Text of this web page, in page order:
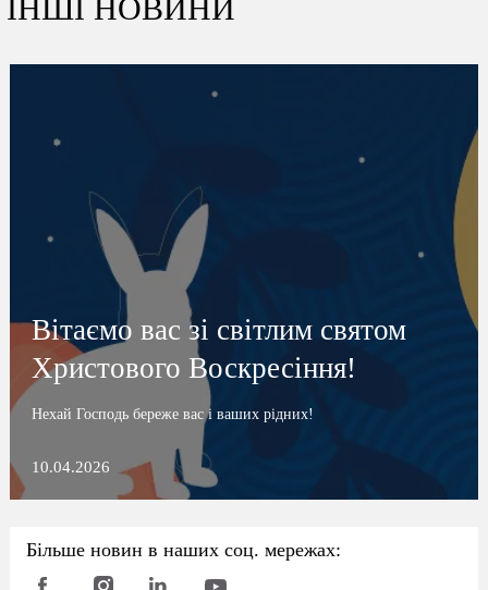
ІНШІ НОВИНИ
Вітаємо вас зі світлим святом
Христового Воскресіння!
Нехай Господь береже вас і ваших рідних!
10.04.2026
Більше новин в наших соц. мережах: